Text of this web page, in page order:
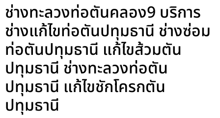
ช่างทะลวงท่อตันคลอง9 บริการ
ช่างแก้ไขท่อตันปทุมธานี ช่างซ่อม
ท่อตันปทุมธานี แก้ไขส้วมตัน
ปทุมธานี ช่างทะลวงท่อตัน
ปทุมธานี แก้ไขชักโครกตัน
ปทุมธานี